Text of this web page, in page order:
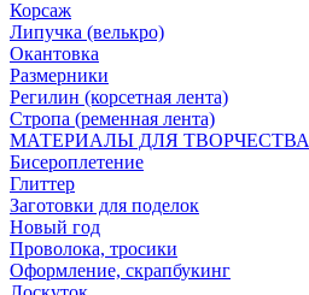
Корсаж
Липучка (велькро)
Окантовка
Размерники
Регилин (корсетная лента)
Стропа (ременная лента)
МАТЕРИАЛЫ ДЛЯ ТВОРЧЕСТВА
Бисероплетение
Глиттер
Заготовки для поделок
Новый год
Проволока, тросики
Оформление, скрапбукинг